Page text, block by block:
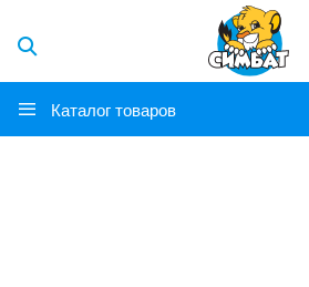
Каталог товаров